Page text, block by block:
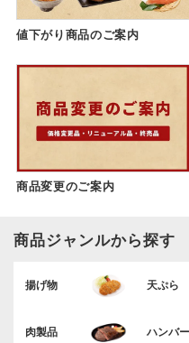
値下がり商品のご案内
商品変更のご案内
商品ジャンルから探す
揚げ物 天ぷら
肉製品 ハンバ